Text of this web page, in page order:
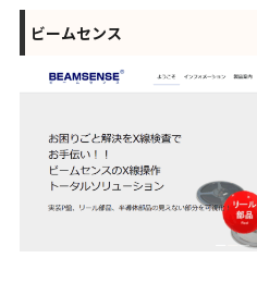
ビームセンス